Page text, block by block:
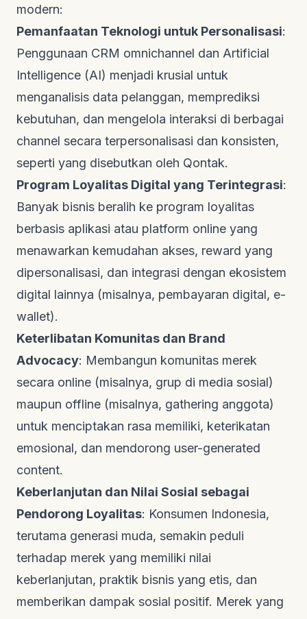
modern:
Pemanfaatan Teknologi untuk Personalisasi:
Penggunaan CRM omnichannel dan Artificial
Intelligence (AI) menjadi krusial untuk
menganalisis data pelanggan, memprediksi
kebutuhan, dan mengelola interaksi di berbagai
channel secara terpersonalisasi dan konsisten,
seperti yang disebutkan oleh Qontak.
Program Loyalitas Digital yang Terintegrasi:
Banyak bisnis beralih ke program loyalitas
berbasis aplikasi atau platform online yang
menawarkan kemudahan akses, reward yang
dipersonalisasi, dan integrasi dengan ekosistem
digital lainnya (misalnya, pembayaran digital, e-
wallet).
Keterlibatan Komunitas dan Brand
Advocacy: Membangun komunitas merek
secara online (misalnya, grup di media sosial)
maupun offline (misalnya, gathering anggota)
untuk menciptakan rasa memiliki, keterikatan
emosional, dan mendorong user-generated
content.
Keberlanjutan dan Nilai Sosial sebagai
Pendorong Loyalitas: Konsumen Indonesia,
terutama generasi muda, semakin peduli
terhadap merek yang memiliki nilai
keberlanjutan, praktik bisnis yang etis, dan
memberikan dampak sosial positif. Merek yang